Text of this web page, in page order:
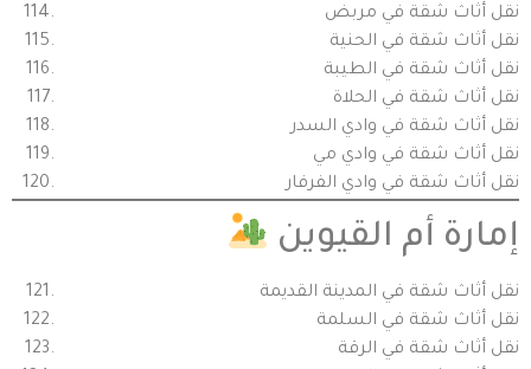
نقل أثاث شقة في مربض
نقل أثاث شقة في الحنية
نقل أثاث شقة في الطيبة
نقل أثاث شقة في الحلاة
نقل أثاث شقة في وادي السدر
نقل أثاث شقة في وادي مي
نقل أثاث شقة في وادي الفرفار
إمارة أم القيوين
نقل أثاث شقة في المدينة القديمة
نقل أثاث شقة في السلمة
نقل أثاث شقة في الرقة